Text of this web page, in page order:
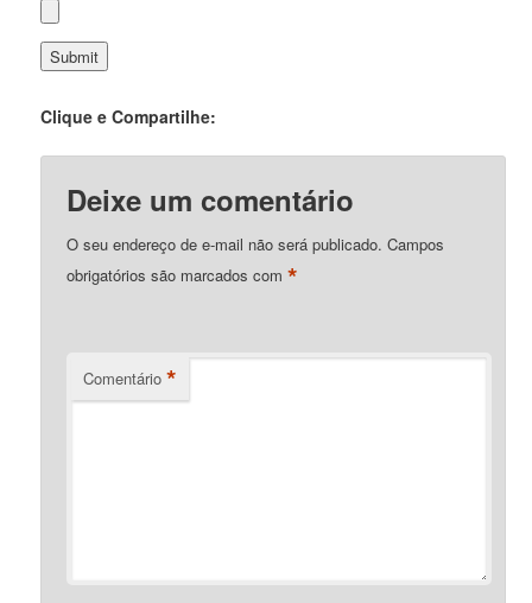
Clique e Compartilhe:
Deixe um comentário
O seu endereço de e-mail não será publicado. Campos
obrigatórios são marcados com*
Comentário *